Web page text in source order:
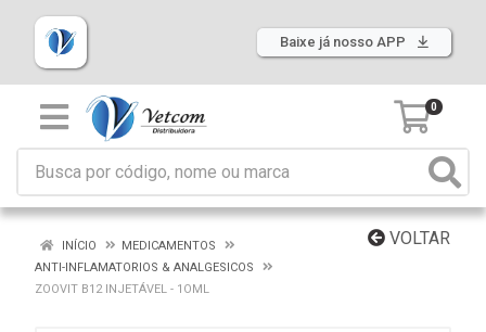
Baixe já nosso APP
0
VOLTAR
INÍCIO
MEDICAMENTOS
ANTI-INFLAMATORIOS & ANALGESICOS
ZOOVIT B12 INJETÁVEL - 1OML